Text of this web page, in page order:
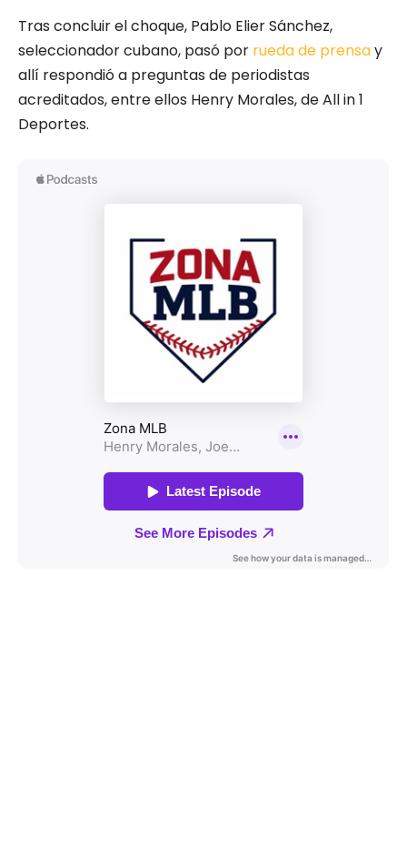
Tras concluir el choque, Pablo Elier Sánchez,
seleccionador cubano, pasó por rueda de prensay
allí respondió a preguntas de periodistas
acreditados, entre ellos Henry Morales, de All in 1
Deportes.